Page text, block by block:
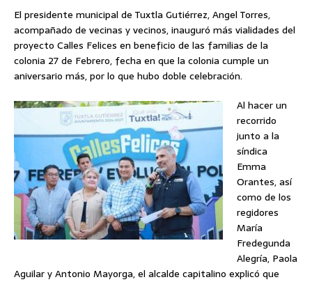
El presidente municipal de Tuxtla Gutiérrez, Angel Torres,
acompañado de vecinas y vecinos, inauguró más vialidades del
proyecto Calles Felices en beneficio de las familias de la
colonia 27 de Febrero, fecha en que la colonia cumple un
aniversario más, por lo que hubo doble celebración.
Al hacer un
recorrido
junto a la
síndica
Emma
Orantes, así
como de los
regidores
María
Fredegunda
Alegría, Paola
Aguilar y Antonio Mayorga, el alcalde capitalino explicó que